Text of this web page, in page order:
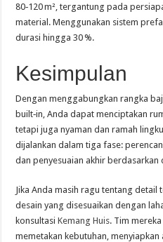
80‑120 m², tergantung pada
material. Menggunakan sistem
durasi hingga 30 %.
Kesimpulan
Dengan menggabungkan rangka
built‑in, Anda dapat menciptakan
tetapi juga nyaman dan ramah
dijalankan dalam tiga fase:
dan penyesuaian akhir berdasarkan
Jika Anda masih ragu tentang detail
desain yang disesuaikan dengan
konsultasiKemang Huis. Tim
memetakan kebutuhan,